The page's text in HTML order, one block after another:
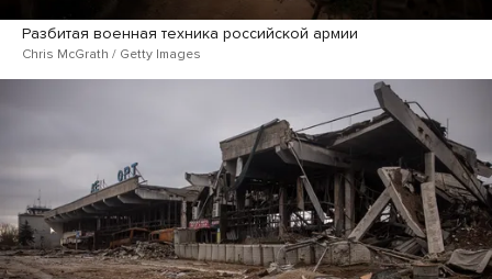
Разбитая военная техника российской армии
Chris McGrath / Getty Images